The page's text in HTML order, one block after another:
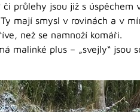
či průlehy jsou již s
mají smysl v rovinách a v
než se namnoží komáři.
malinké plus – „svejly“